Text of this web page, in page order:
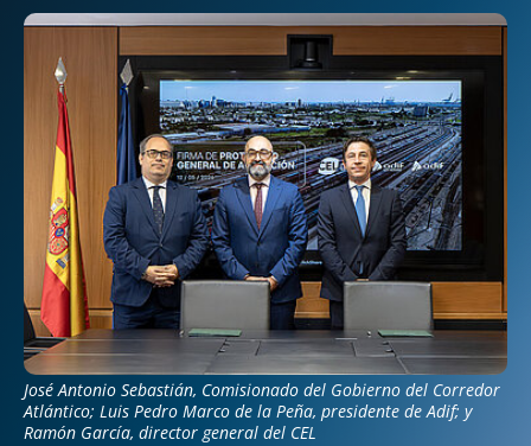
José Antonio Sebastián, Comisionado del Gobierno del Corredor
Atlántico; Luis Pedro Marco de la Peña, presidente de Adif; y
Ramón García, director general del CEL